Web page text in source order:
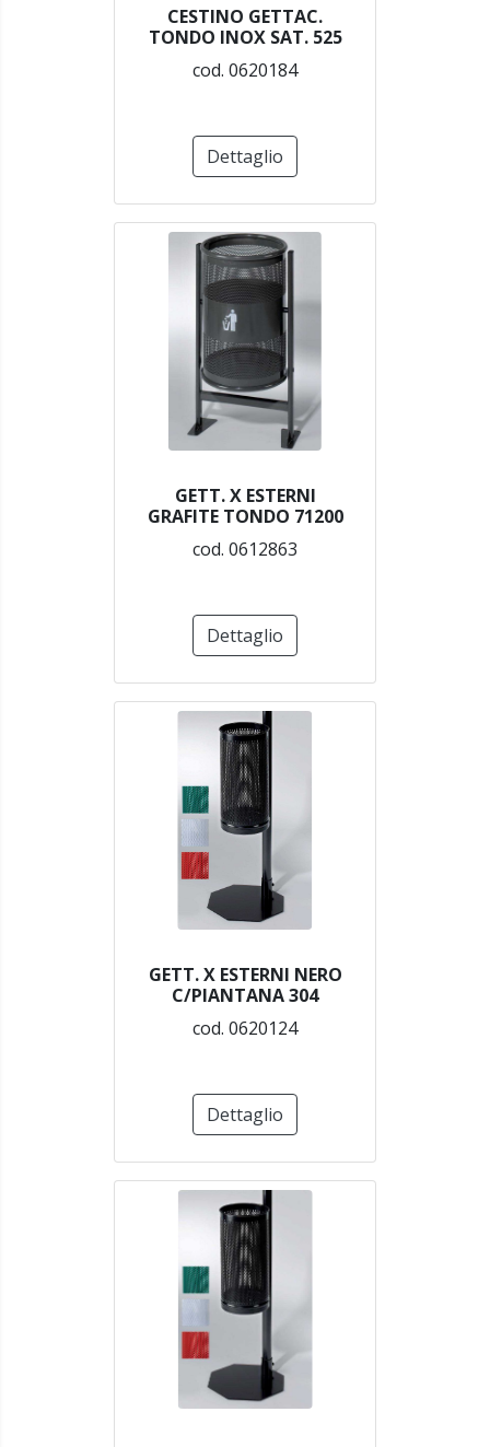
CESTINO GETTAC.
TONDO INOX SAT. 525
cod. 0620184
Dettaglio
GETT. X ESTERNI
GRAFITE TONDO 71200
cod. 0612863
Dettaglio
GETT. X ESTERNI NERO
C/PIANTANA 304
cod. 0620124
Dettaglio